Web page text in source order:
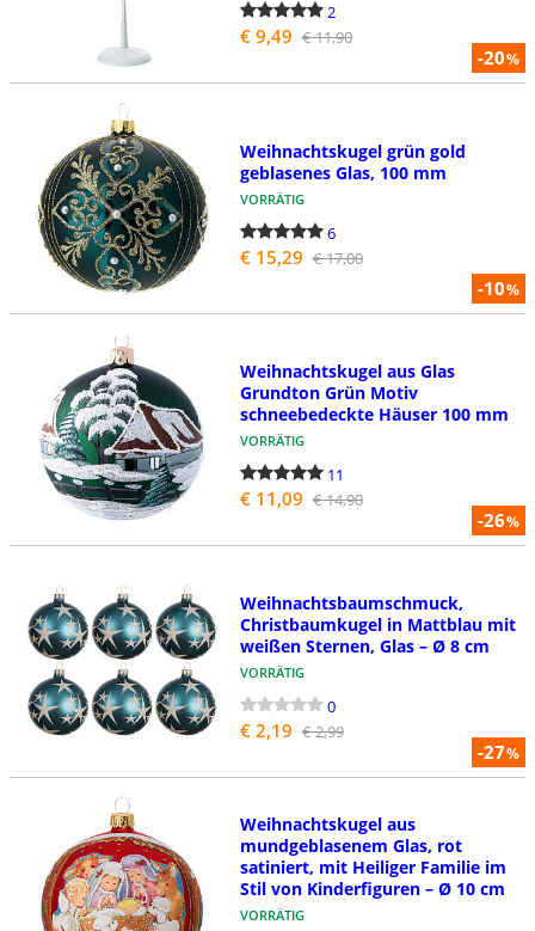
-20%
2
€ 9,49 € 11,90
-10%
Weihnachtskugel grün gold
geblasenes Glas, 100 mm
VORRÄTIG
6
€ 15,29 € 17,00
-26%
Weihnachtskugel aus Glas
Grundton Grün Motiv
schneebedeckte Häuser 100 mm
VORRÄTIG
11
€ 11,09 € 14,90
-27%
Weihnachtsbaumschmuck,
Christbaumkugel in Mattblau mit
weißen Sternen, Glas – Ø 8 cm
VORRÄTIG
0
€ 2,19 € 2,99
Weihnachtskugel aus
mundgeblasenem Glas, rot
satiniert, mit Heiliger Familie im
Stil von Kinderfiguren – Ø 10 cm
VORRÄTIG